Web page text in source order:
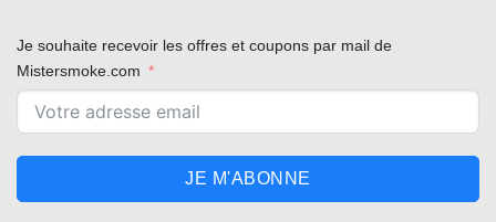
Je souhaite recevoir les offres et coupons par mail de
Mistersmoke.com
JE M'ABONNE